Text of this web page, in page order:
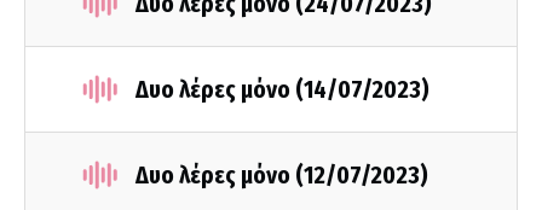
Δυο λέρες μόνο (14/07/2023)
Δυο λέρες μόνο (12/07/2023)